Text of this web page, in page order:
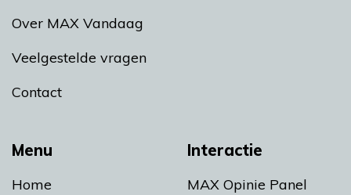
Menu
Home
Interactie
MAX Opinie Panel
Over MAX Vandaag
Veelgestelde vragen
Contact